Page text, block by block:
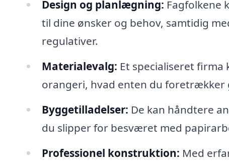
Design og planlægning: Fagfolkene
til dine ønsker og behov, samtidig
regulativer.
Materialevalg: Et specialiseret
orangeri, hvad enten du foretrækker
Byggetilladelser: De kan håndtere
du slipper for besværet med
Professionel konstruktion: Med